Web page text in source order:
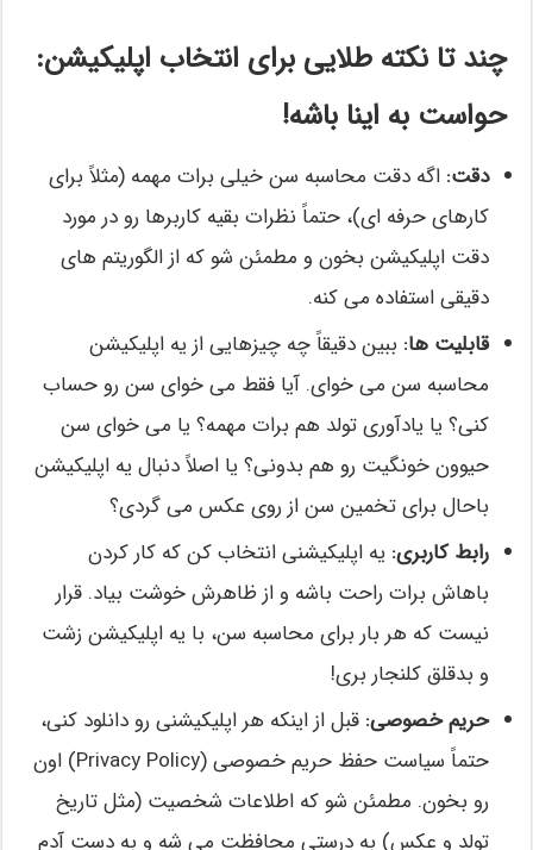
چند تا نکته طلایی برای انتخاب اپلیکیشن:
حواست به اینا باشه!
دقت: اگه دقت محاسبه سن خیلی برات مهمه (مثلاً برای
کارهای حرفه ای)، حتماً نظرات بقیه کاربرها رو در مورد
دقت اپلیکیشن بخون و مطمئن شو که از الگوریتم های
دقیقی استفاده می کنه.
قابلیت ها: ببین دقیقاً چه چیزهایی از یه اپلیکیشن
محاسبه سن می خوای. آیا فقط می خوای سن رو حساب
کنی؟ یا یادآوری تولد هم برات مهمه؟ یا می خوای سن
حیوون خونگیت رو هم بدونی؟ یا اصلاً دنبال یه اپلیکیشن
باحال برای تخمین سن از روی عکس می گردی؟
رابط کاربری: یه اپلیکیشنی انتخاب کن که کار کردن
باهاش برات راحت باشه و از ظاهرش خوشت بیاد. قرار
نیست که هر بار برای محاسبه سن، با یه اپلیکیشن زشت
و بدقلق کلنجار بری!
حریم خصوصی: قبل از اینکه هر اپلیکیشنی رو دانلود کنی،
حتماً سیاست حفظ حریم خصوصی (Privacy Policy) اون
رو بخون. مطمئن شو که اطلاعات شخصیت (مثل تاریخ
تولد و عکس) به درستی محافظت می شه و به دست آدم